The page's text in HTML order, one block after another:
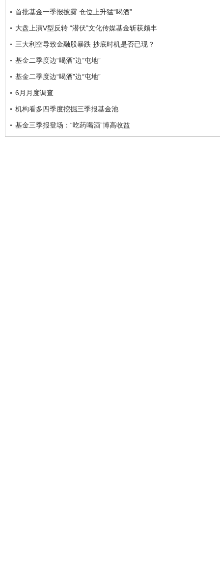
首批基金一季报披露 仓位上升猛“喝酒”
大盘上演V型反转 “潜伏”文化传媒基金斩获颇丰
三大利空导致金融股暴跌 抄底时机是否已现？
基金二季度边“喝酒”边“屯地”
基金二季度边“喝酒”边“屯地”
6月月度调查
机构看多四季度挖掘三季报基金池
基金三季报登场：“吃药喝酒”博高收益